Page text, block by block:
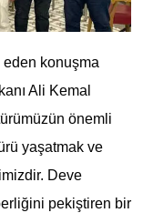
konuşma
Ali Kemal
önemli
yaşatmak ve
Deve
pekiştiren bir